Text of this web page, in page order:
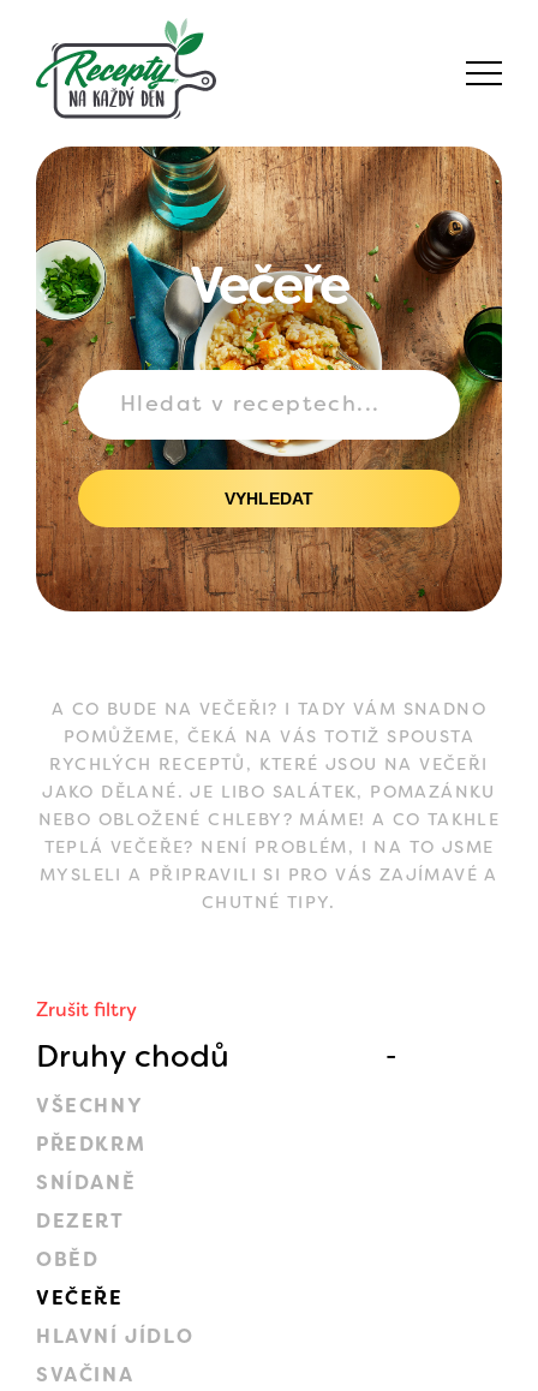
Večeře
VYHLEDAT
Zrušit filtry
Druhy chodů
VŠECHNY
PŘEDKRM
SNÍDANĚ
DEZERT
OBĚD
VEČEŘE
HLAVNÍ JÍDLO
SVAČINA
A CO BUDE NA VEČEŘI? I TADY VÁM SNADNO
POMŮŽEME, ČEKÁ NA VÁS TOTIŽ SPOUSTA
RYCHLÝCH RECEPTŮ, KTERÉ JSOU NA VEČEŘI
JAKO DĚLANÉ. JE LIBO SALÁTEK, POMAZÁNKU
NEBO OBLOŽENÉ CHLEBY? MÁME! A CO TAKHLE
TEPLÁ VEČEŘE? NENÍ PROBLÉM, I NA TO JSME
MYSLELI A PŘIPRAVILI SI PRO VÁS ZAJÍMAVÉ A
CHUTNÉ TIPY.